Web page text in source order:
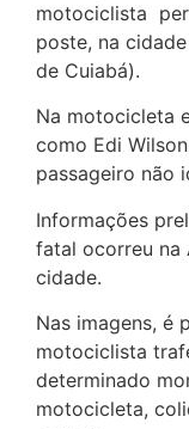
motociclista
poste, na
de Cuiabá).
Na motocicleta
como Edi
passageiro não
Informações
fatal ocorreu na
cidade.
Nas imagens, é
motociclista
determinado
motocicleta,